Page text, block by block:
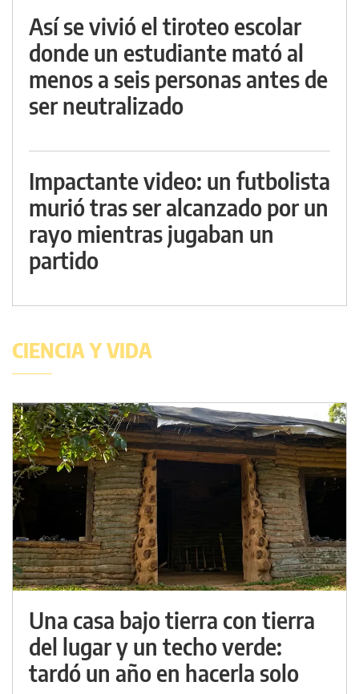
Así se vivió el tiroteo escolar
donde un estudiante mató al
menos a seis personas antes de
ser neutralizado
Impactante video: un futbolista
murió tras ser alcanzado por un
rayo mientras jugaban un
partido
CIENCIA Y VIDA
Una casa bajo tierra con tierra
del lugar y un techo verde:
tardó un año en hacerla solo